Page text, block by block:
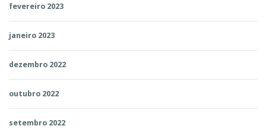
fevereiro 2023
janeiro 2023
dezembro 2022
outubro 2022
setembro 2022